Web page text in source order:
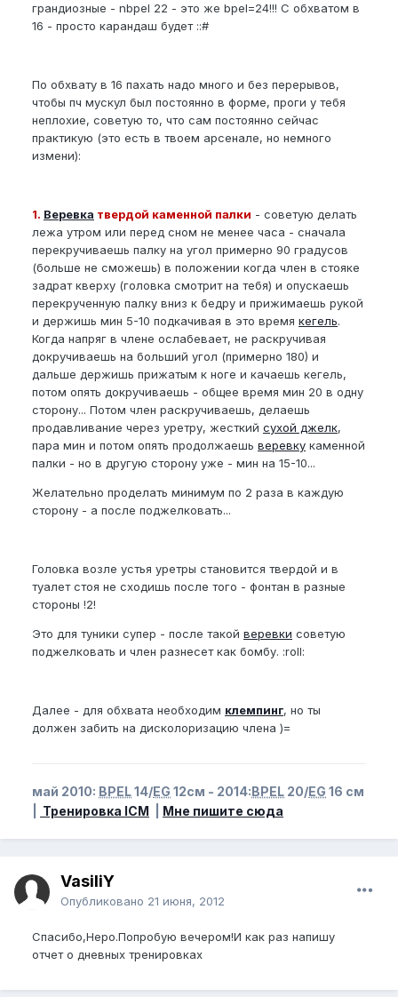
грандиозные - nbpel 22 - это же bpel=24!!! C обхватом в
16 - просто карандаш будет ::#
По обхвату в 16 пахать надо много и без перерывов,
чтобы пч мускул был постоянно в форме, проги у тебя
неплохие, советую то, что сам постоянно сейчас
практикую (это есть в твоем арсенале, но немного
измени):
1. Веревка твердой каменной палки - советую делать
лежа утром или перед сном не менее часа - сначала
перекручиваешь палку на угол примерно 90 градусов
(больше не сможешь) в положении когда член в стояке
задрат кверху (головка смотрит на тебя) и опускаешь
перекрученную палку вниз к бедру и прижимаешь рукой
и держишь мин 5-10 подкачивая в это время кегель.
Когда напряг в члене ослабевает, не раскручивая
докручиваешь на больший угол (примерно 180) и
дальше держишь прижатым к ноге и качаешь кегель,
потом опять докручиваешь - общее время мин 20 в одну
сторону... Потом член раскручиваешь, делаешь
продавливание через уретру, жесткий сухой джелк,
пара мин и потом опять продолжаешь веревку каменной
палки - но в другую сторону уже - мин на 15-10...
Желательно проделать минимум по 2 раза в каждую
сторону - а после поджелковать...
Головка возле устья уретры становится твердой и в
туалет стоя не сходишь после того - фонтан в разные
стороны !2!
Это для туники супер - после такой веревки советую
поджелковать и член разнесет как бомбу. :roll:
Далее - для обхвата необходим клемпинг, но ты
должен забить на дисколоризацию члена )=
май 2010: BPEL14/EG 12см - 2014:BPEL 20/EG 16 см
Тренировка ICM Мне пишите сюда
VasiliY
Опубликовано 21 июня, 2012
Спасибо,Неро.Попробую вечером!И как раз напишу
отчет о дневных тренировках